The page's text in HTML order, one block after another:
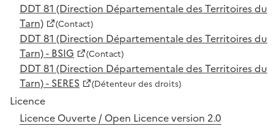
DDT 81 (Direction Départementale des Territoires du
Tarn)
(Contact)
DDT 81 (Direction Départementale des Territoires du
Tarn) - BSIG
(Contact)
DDT 81 (Direction Départementale des Territoires du
Tarn) - SERES
(Détenteur des droits)
Licence
Licence Ouverte / Open Licence version 2.0